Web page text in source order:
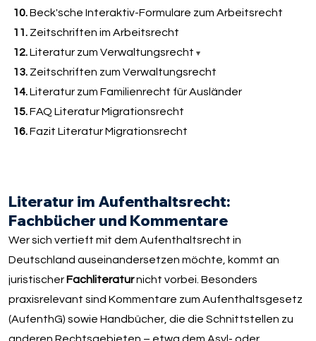
10.Beck'sche Interaktiv-Formulare zum Arbeitsrecht
11.Zeitschriften im Arbeitsrecht
12.Literatur zum Verwaltungsrecht
13.Zeitschriften zum Verwaltungsrecht
14.Literatur zum Familienrecht für Ausländer
15.FAQ Literatur Migrationsrecht
16.Fazit Literatur Migrationsrecht
Literatur im Aufenthaltsrecht:
Fachbücher und Kommentare
Wer sich vertieft mit dem Aufenthaltsrecht in
Deutschland auseinandersetzen möchte, kommt an
juristischer Fachliteraturnicht vorbei. Besonders
praxisrelevant sind Kommentare zum Aufenthaltsgesetz
(AufenthG) sowie Handbücher, die die Schnittstellen zu